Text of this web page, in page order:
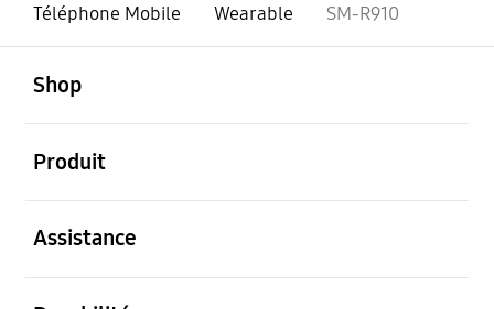
Téléphone Mobile
Wearable SM-R910
Shop
Produit
Assistance